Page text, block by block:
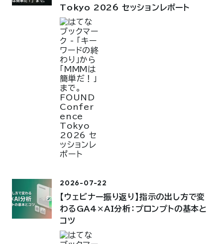
Tokyo 2026 セッションレポート
2026-07-22
【ウェビナー振り返り】指示の出し方で変
わるGA4×AI分析：プロンプトの基本と
コツ